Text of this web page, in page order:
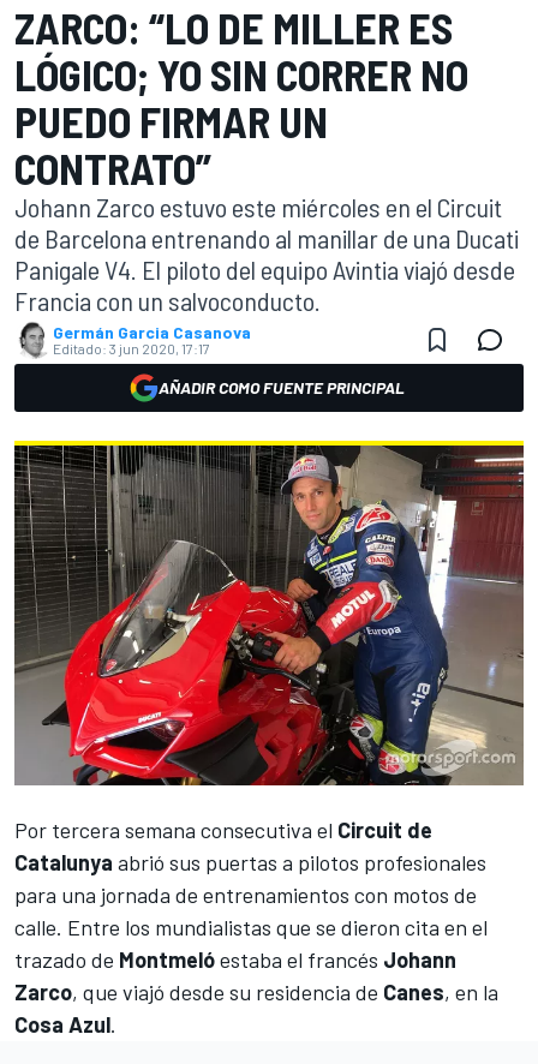
ZARCO: “LO DE MILLER ES
LÓGICO; YO SIN CORRER NO
PUEDO FIRMAR UN
CONTRATO”
Johann Zarco estuvo este miércoles en el Circuit
de Barcelona entrenando al manillar de una Ducati
Panigale V4. El piloto del equipo Avintia viajó desde
Francia con un salvoconducto.
Germán Garcia Casanova
Editado: 3 jun 2020, 17:17
AÑADIR COMO FUENTE PRINCIPAL
Por tercera semana consecutiva el Circuit de
Catalunya abrió sus puertas a pilotos profesionales
para una jornada de entrenamientos con motos de
calle. Entre los mundialistas que se dieron cita en el
trazado de Montmelóestaba el francés Johann
Zarco, que viajó desde su residencia de Canes, en la
Cosa Azul.